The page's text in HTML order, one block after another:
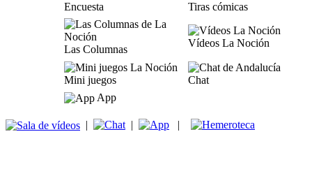
Encuesta Tiras cómicas
Las Columnas
Vídeos La Noción
Mini juegos
Chat
App
| | |